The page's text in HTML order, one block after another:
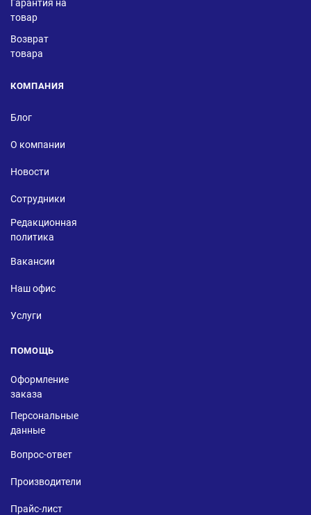
Гарантия на
товар
Возврат
товара
КОМПАНИЯ
Блог
О компании
Новости
Сотрудники
Редакционная
политика
Вакансии
Наш офис
Услуги
ПОМОЩЬ
Оформление
заказа
Персональные
данные
Вопрос-ответ
Производители
Прайс-лист